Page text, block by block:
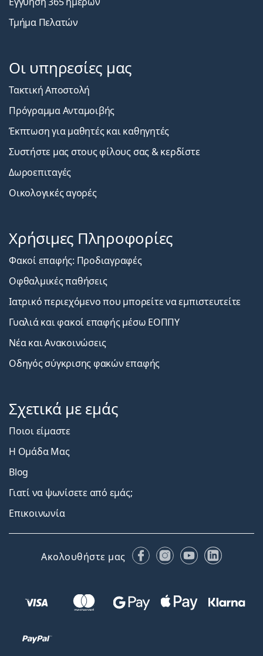
Τμήμα Πελατών
Οι υπηρεσίες μας
Τακτική Αποστολή
Πρόγραμμα Ανταμοιβής
Έκπτωση για μαθητές και καθηγητές
Συστήστε μας στους φίλους σας & κερδίστε
Δωροεπιταγές
Οικολογικές αγορές
Χρήσιμες Πληροφορίες
Φακοί επαφής: Προδιαγραφές
Οφθαλμικές παθήσεις
Ιατρικό περιεχόμενο που μπορείτε να εμπιστευτείτε
Γυαλιά και φακοί επαφής μέσω ΕΟΠΠΥ
Νέα και Ανακοινώσεις
Οδηγός σύγκρισης φακών επαφής
Σχετικά με εμάς
Ποιοι είμαστε
Η Ομάδα Μας
Blog
Γιατί να ψωνίσετε από εμάς;
Επικοινωνία
Ακολουθήστε μας FacebookInstagram
YouTubeLinkedIn